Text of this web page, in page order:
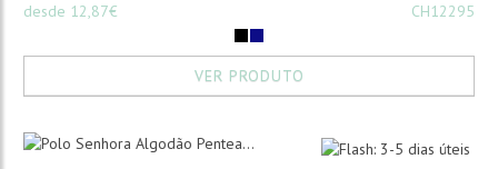
desde 12,87€
CH12295
VER PRODUTO